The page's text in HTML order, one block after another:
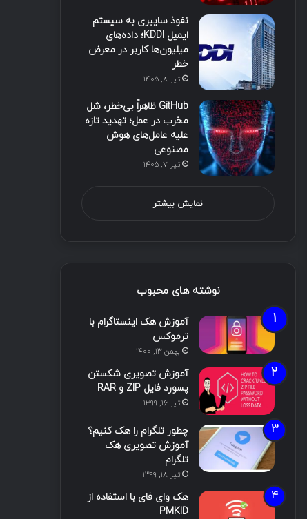
نفوذ سایبری به سیستم
ایمیل KDDI؛ داده‌های
میلیون‌ها کاربر در معرض
خطر
تیر ۸, ۱۴۰۵
GitHub ظاهراً بی‌خطر، شل
مخرب در عمل؛ تهدید تازه
علیه عامل‌های هوش
مصنوعی
تیر ۷, ۱۴۰۵
نمایش بیشتر
نوشته های محبوب
آموزش هک اینستاگرام با
ترموکس
بهمن ۱۳, ۱۴۰۰
آموزش تصویری شکستن
پسورد فایل ZIP و RAR
تیر ۱۶, ۱۳۹۹
چطور تلگرام را هک کنیم؟
آموزش تصویری هک
تلگرام
تیر ۱۸, ۱۳۹۹
هک وای فای با استفاده از
PMKID